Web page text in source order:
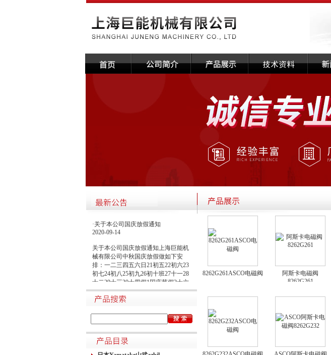
·关于本公司国庆放假通知
2020-09-14
关于本公司国庆放假通知上海巨能机
械有限公司中秋国庆放假做如下安
排：一二三四五六日21初五22初六23
初七24初八25初九26初十班27十一28
十二29十三30十四假1国庆节假2十六
假3十七假4十八假5十九假6二十假7
廿一假8廿二9廿三班10廿四11廿五10
日（星期日）、10月10日（星期六）
上班。在此期间如有进口产品需要采
购的客户，为避免您的货期受到影
响，请提前安排订货事宜。高速规定
8262G261ASCO电磁阀
阿斯卡电磁阀
8262G261